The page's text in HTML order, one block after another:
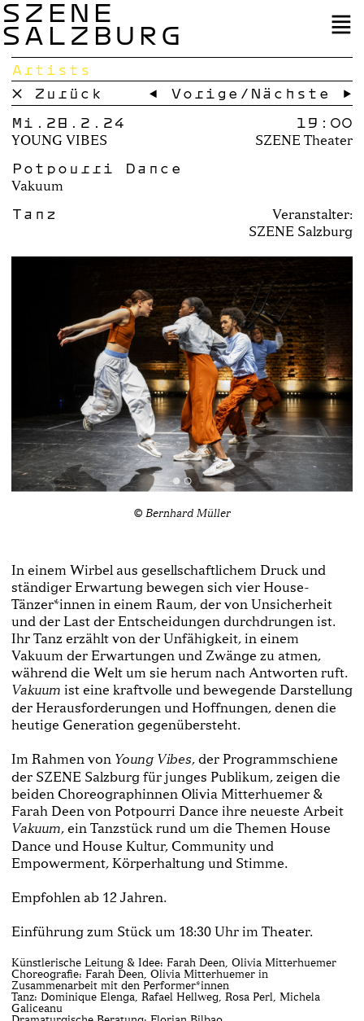
SZENE
SALZBURG
Artists
× Zurück
← Vorige / Nächste →
Mi.28.2.24
YOUNG VIBES
19:00
SZENE Theater
Potpourri Dance
Vakuum
Tanz
Veranstalter:
SZENE Salzburg
© Bernhard Müller
In einem Wirbel aus gesellschaftlichem Druck und
ständiger Erwartung bewegen sich vier House-
Tänzer*innen in einem Raum, der von Unsicherheit
und der Last der Entscheidungen durchdrungen ist.
Ihr Tanz erzählt von der Unfähigkeit, in einem
Vakuum der Erwartungen und Zwänge zu atmen,
während die Welt um sie herum nach Antworten ruft.
Vakuum ist eine kraftvolle und bewegende Darstellung
der Herausforderungen und Hoffnungen, denen die
heutige Generation gegenübersteht.
Im Rahmen von Young Vibes, der Programmschiene
der SZENE Salzburg für junges Publikum, zeigen die
beiden Choreographinnen Olivia Mitterhuemer &
Farah Deen von Potpourri Dance ihre neueste Arbeit
Vakuum, ein Tanzstück rund um die Themen House
Dance und House Kultur, Community und
Empowerment, Körperhaltung und Stimme.
Empfohlen ab 12 Jahren.
Einführung zum Stück um 18:30 Uhr im Theater.
Künstlerische Leitung & Idee: Farah Deen, Olivia Mitterhuemer
Choreografie: Farah Deen, Olivia Mitterhuemer in
Zusammenarbeit mit den Performer*innen
Tanz: Dominique Elenga, Rafael Hellweg, Rosa Perl, Michela
Galiceanu